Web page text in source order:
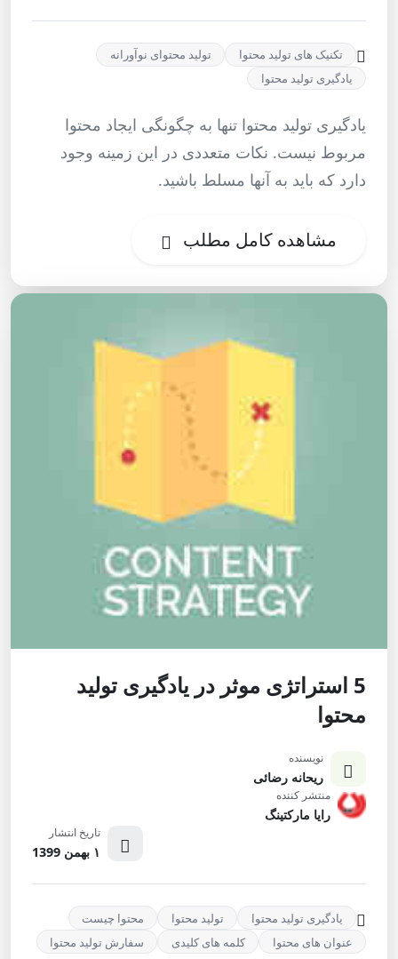
تکنیک های تولید محتوا
تولید محتوای نوآورانه
یادگیری تولید محتوا
یادگیری تولید محتوا تنها به چگونگی ایجاد محتوا
مربوط نیست. نکات متعددی در این زمینه وجود
دارد که باید به آنها مسلط باشید.
مشاهده کامل مطلب
5 استراتژی موثر در یادگیری تولید
محتوا
نویسنده
ریحانه رضائی
منتشر کننده
رایا مارکتینگ
تاریخ انتشار
۱ بهمن 1399
یادگیری تولید محتوا تولید محتوا
محتوا چیست
عنوان های محتوا
کلمه های کلیدی سفارش تولید محتوا